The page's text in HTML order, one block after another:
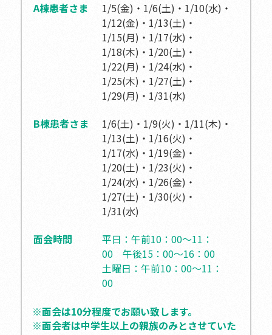
A棟患者さま
1/5(金)・1/6(土)・1/10(水)・
1/12(金)・1/13(土)・
1/15(月)・1/17(水)・
1/18(木)・1/20(土)・
1/22(月)・1/24(水)・
1/25(木)・1/27(土)・
1/29(月)・1/31(水)
B棟患者さま
1/6(土)・1/9(火)・1/11(木)・
1/13(土)・1/16(火)・
1/17(水)・1/19(金)・
1/20(土)・1/23(火)・
1/24(水)・1/26(金)・
1/27(土)・1/30(火)・
1/31(水)
面会時間
平日：午前10：00～11：
00午後15：00～16：00
土曜日：午前10：00～11：
00
※面会は10分程度でお願い致します。
※面会者は中学生以上の親族のみとさせていた